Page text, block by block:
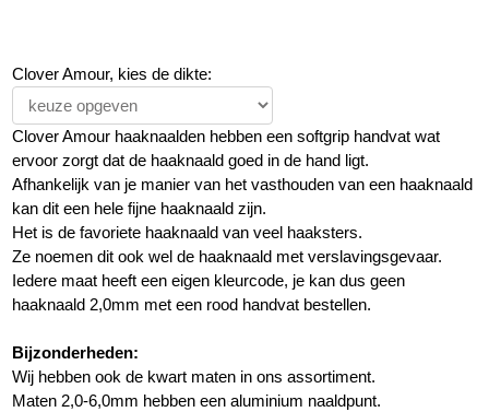
Clover Amour, kies de dikte:
Clover Amour haaknaalden hebben een softgrip handvat wat
ervoor zorgt dat de haaknaald goed in de hand ligt.
Afhankelijk van je manier van het vasthouden van een haaknaald
kan dit een hele fijne haaknaald zijn.
Het is de favoriete haaknaald van veel haaksters.
Ze noemen dit ook wel de haaknaald met verslavingsgevaar.
Iedere maat heeft een eigen kleurcode, je kan dus geen
haaknaald 2,0mm met een rood handvat bestellen.
Bijzonderheden:
Wij hebben ook de kwart maten in ons assortiment.
Maten 2,0-6,0mm hebben een aluminium naaldpunt.